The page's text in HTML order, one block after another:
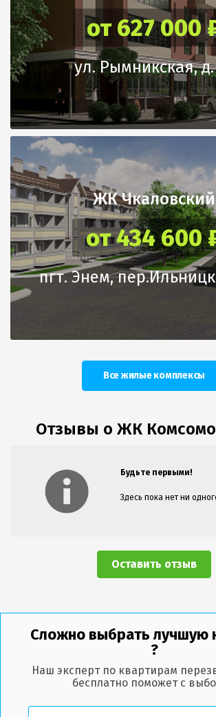
от 627 000
ул. Рымникская, д.
ЖК Чкаловский
от 434 600
пгт. Энем,
Все жилые комплексы
Отзывы о ЖК
Будьте первыми!
Здесь пока нет ни
Оставить отзыв
Сложно выбрать лучшую
?
Наш эксперт по квартирам
бесплатно поможет с